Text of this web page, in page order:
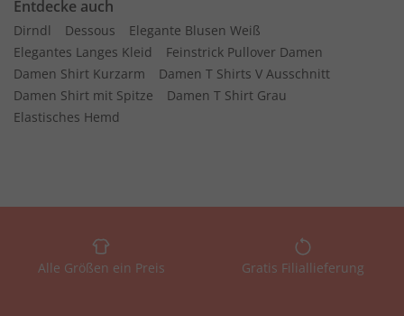
Entdecke auch
Dirndl Dessous
Elegante Blusen Weiß
Elegantes Langes Kleid
Feinstrick Pullover Damen
Damen Shirt Kurzarm
Damen T Shirts V Ausschnitt
Damen Shirt mit Spitze
Damen T Shirt Grau
Elastisches Hemd
Alle Größen ein Preis Gratis Filiallieferung